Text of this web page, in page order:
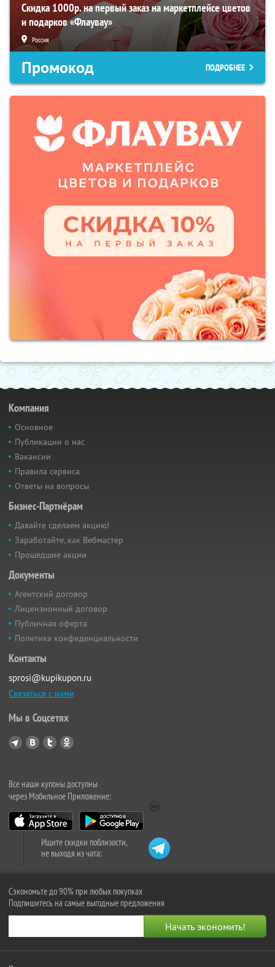
Скидка 1000р. на первый заказ на маркетплейсе цветов
и подарков «Флаувау»
Россия
Промокод ПОДРОБНЕЕ
Компания
Основное
Публикации о нас
Вакансии
Правила сервиса
Ответы на вопросы
Бизнес-Партнёрам
Давайте сделаем акцию!
Заработайте, как Вебмастер
Прошедшие акции
Документы
Агентский договор
Лицензионный договор
Публичная оферта
Политика конфиденциальности
Контакты
sprosi@kupikupon.ru
Связаться с нами
Мы в Соцсетях
Все наши купоны доступны
через Мобильное Приложение:
Ищите скидки поблизости,
не выходя из чата:
Сэкономьте до 90% при любых покупках
Подпишитесь на самые выгодные предложения